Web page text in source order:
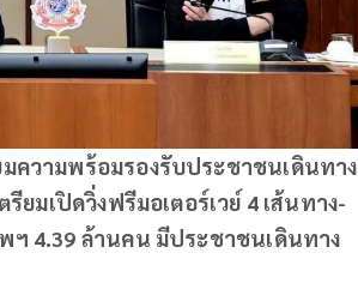
มความพร้อมรองรับประชาชนเดินทาง
ยมเปิดวิ่งฟรีมอเตอร์เวย์ 4 เส้นทาง-
ฯ 4.39 ล้านคน มีประชาชนเดินทาง